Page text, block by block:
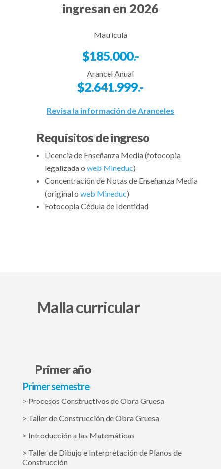
ingresan en 2026
Matrícula
$185.000.-
Arancel Anual
$2.641.999.-
Revisa la información de Aranceles
Requisitos de ingreso
Licencia de Enseñanza Media (fotocopia
legalizada o web Mineduc)
Concentración de Notas de Enseñanza Media
(original o web Mineduc)
Fotocopia Cédula de Identidad
Malla curricular
Primer año
Primer semestre
> Procesos Constructivos de Obra Gruesa
> Taller de Construcción de Obra Gruesa
> Introducción a las Matemáticas
> Taller de Dibujo e Interpretación de Planos de
Construcción